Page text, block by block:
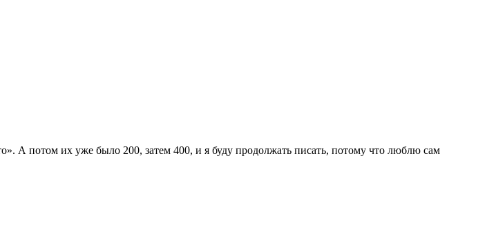
А потом их уже было 200, затем 400, и я буду продолжать писать, потому что люблю сам